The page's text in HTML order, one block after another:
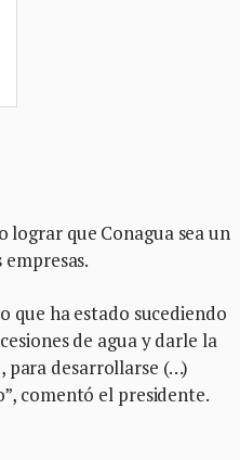
lograr que Conagua sea un
que ha estado sucediendo
de agua y darle la
para desarrollarse (…)
comentó el presidente.